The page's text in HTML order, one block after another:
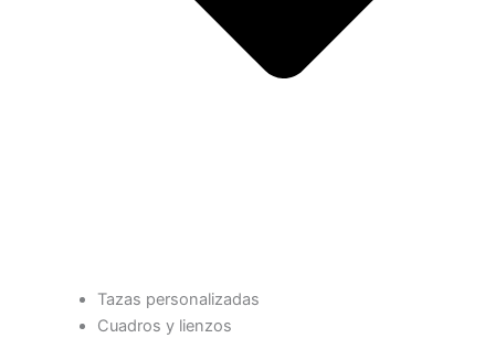
Tazas personalizadas
Cuadros y lienzos